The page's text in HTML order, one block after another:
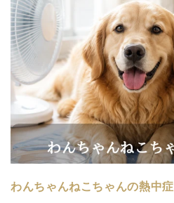
わんちゃんねこちゃんの熱中症